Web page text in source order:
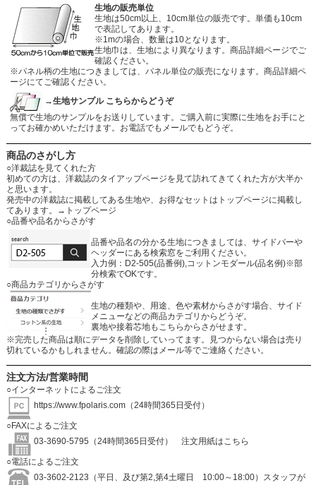
生地の販売単位
生地は50cm以上、10cm単位の販売です。単価も10cm
で表記してあります。
※1mの場合、数量は10となります。
生地巾は、生地により異なります。商品詳細ページでご
確認ください。
※パネル柄の生地につきましては、パネル単位の販売になります。商品詳細ペ
ージにてご確認ください。
→生地サンプル こちらからどうぞ
無償で生地のサンプルをお送りしています。ご購入前に実際に生地をお手にと
ってお確かめいただけます。お電話でもメールでもどうぞ。
商品のさがし方
○洋裁誌を見てくれた方
初めての方は、洋裁誌のタイアップページを見て訪れてきてくれた方が大半か
と思います。
発売中の洋裁誌に掲載してある生地や、お得なセットはトップページに掲載し
てあります。
→トップページ
○品番や品名からさがす
品番や品名の分かる生地につきましては、サイドバーや
ヘッダーにある検索窓をご利用ください。
入力例：D2-505(品番例),コットンモダール(品名例)※部
分検索でOKです。
○商品カテゴリからさがす
生地の種類や、用途、色や素材からさがす場合、サイド
メニューなどの商品カテゴリからどうぞ。
裏地や接着芯地もこちらからさがせます。
※完売した商品は順にデータを削除していってます。見つからない場合は売り
切れているかもしれません。確認の際はメール等でご連絡ください。
注文方法/営業時間
○インターネットによるご注文
https://www.fpolaris.com（24時間365日受付）
○FAXによるご注文
03-3690-5795（24時間365日受付）
注文用紙はこちら
○電話によるご注文
03-3602-2123（平日、及び第2,第4土曜日 10:00～18:00）スタッフが